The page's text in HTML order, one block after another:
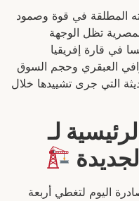
المطلقة في قوة وصمود
تظل الوجهة
في قارة إفريقيا
العبقري وحجم السوق
التي جرى تشييدها خلال
لـ
اليوم لتغطي أربعة